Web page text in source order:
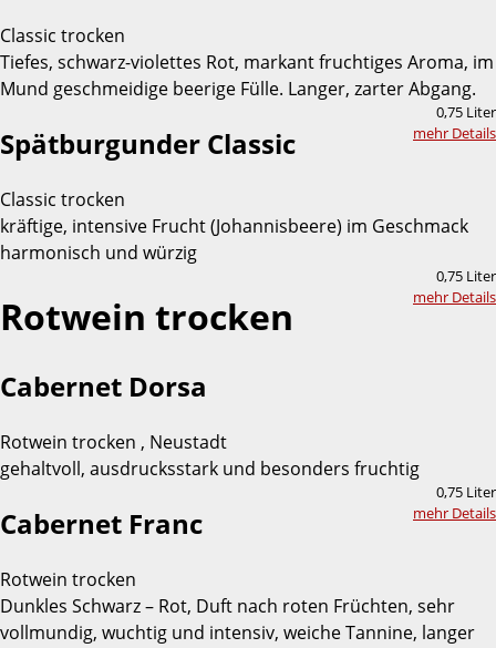
Classic trocken
Tiefes, schwarz-violettes Rot, markant fruchtiges Aroma, im
Mund geschmeidige beerige Fülle. Langer, zarter Abgang.
0,75 Liter
mehr Details
Spätburgunder Classic
Classic trocken
kräftige, intensive Frucht (Johannisbeere) im Geschmack
harmonisch und würzig
0,75 Liter
mehr Details
Rotwein trocken
Cabernet Dorsa
Rotwein trocken , Neustadt
gehaltvoll, ausdrucksstark und besonders fruchtig
0,75 Liter
mehr Details
Cabernet Franc
Rotwein trocken
Dunkles Schwarz – Rot, Duft nach roten Früchten, sehr
vollmundig, wuchtig und intensiv, weiche Tannine, langer